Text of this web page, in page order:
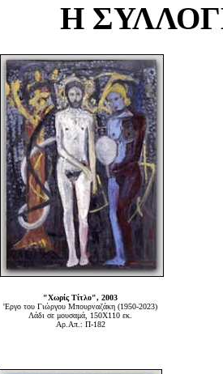
Η
"Χωρίς Τίτλο", 2003
'Εργο του Γιώργου Μπουρναζάκη (1950-2023)
Λάδι σε μουσαμά, 150Χ110 εκ.
Αρ.Απ.: Π-182